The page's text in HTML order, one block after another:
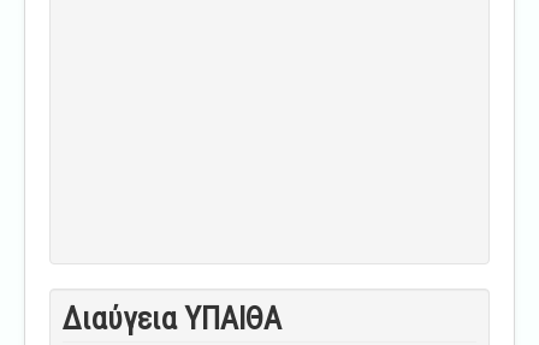
Διαύγεια ΥΠΑΙΘA